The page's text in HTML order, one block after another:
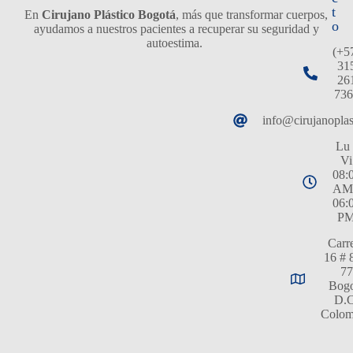
En Cirujano Plástico Bogotá, más que transformar cuerpos,
ayudamos a nuestros pacientes a recuperar su seguridad y
autoestima.
t
o
Lu
Vi
16 #
77